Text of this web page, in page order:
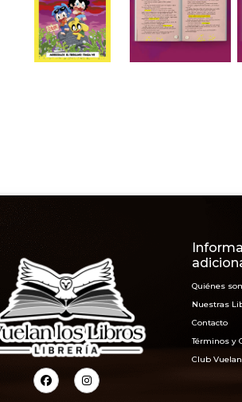
Quiénes
Nuestras
Contacto
Términos y
Club